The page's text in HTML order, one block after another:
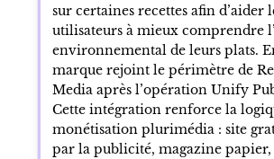
sur certaines recettes afin d’aider
utilisateurs à mieux comprendre
environnemental de leurs plats.
marque rejoint le périmètre de
Media après l’opération Unify
Cette intégration renforce la
monétisation plurimédia : site
par la publicité, magazine papier,